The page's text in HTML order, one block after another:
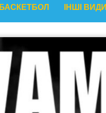
БАСКЕТБОЛ ІНШІ ВИДИ